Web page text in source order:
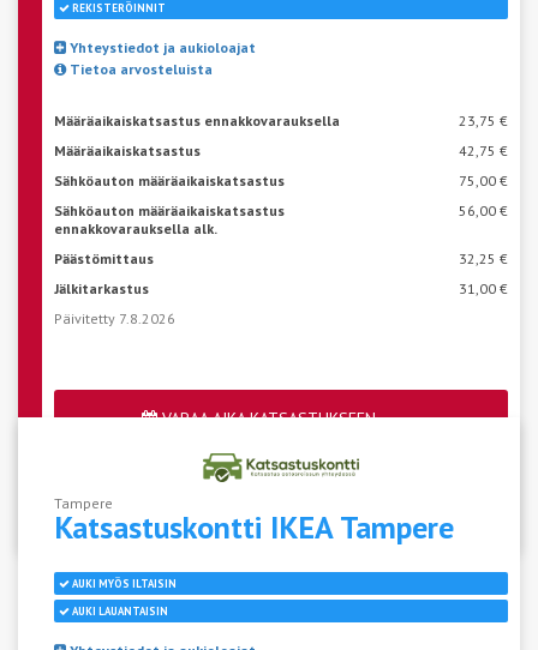
REKISTERÖINNIT
Yhteystiedot ja aukioloajat
Tietoa arvosteluista
Määräaikaiskatsastus ennakkovarauksella
23,75 €
Määräaikaiskatsastus
42,75 €
Sähköauton määräaikaiskatsastus
75,00 €
Sähköauton määräaikaiskatsastus
ennakkovarauksella alk.
56,00 €
Päästömittaus
32,25 €
Jälkitarkastus
31,00 €
Päivitetty 7.8.2026
VARAA AIKA KATSASTUKSEEN
Katso aseman vapaat ajat
Tampere
Katsastuskontti IKEATampere
AUKI MYÖS ILTAISIN
AUKI LAUANTAISIN